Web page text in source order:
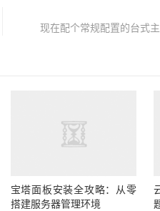
现在配个常规配置的台式
宝塔面板安装全攻略：从零
搭建服务器管理环境